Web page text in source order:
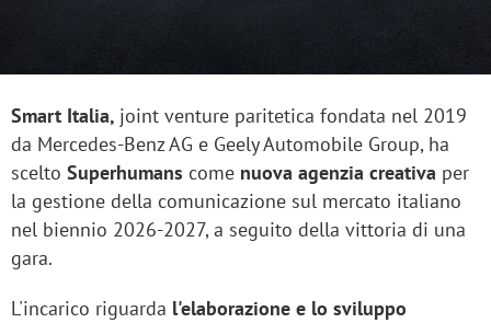
Smart Italia, joint venture paritetica fondata nel 2019
da Mercedes-Benz AG e Geely Automobile Group, ha
scelto Superhumans come nuova agenzia creativa per
la gestione della comunicazione sul mercato italiano
nel biennio 2026-2027, a seguito della vittoria di una
gara.
L'incarico riguarda l'elaborazione e lo sviluppo